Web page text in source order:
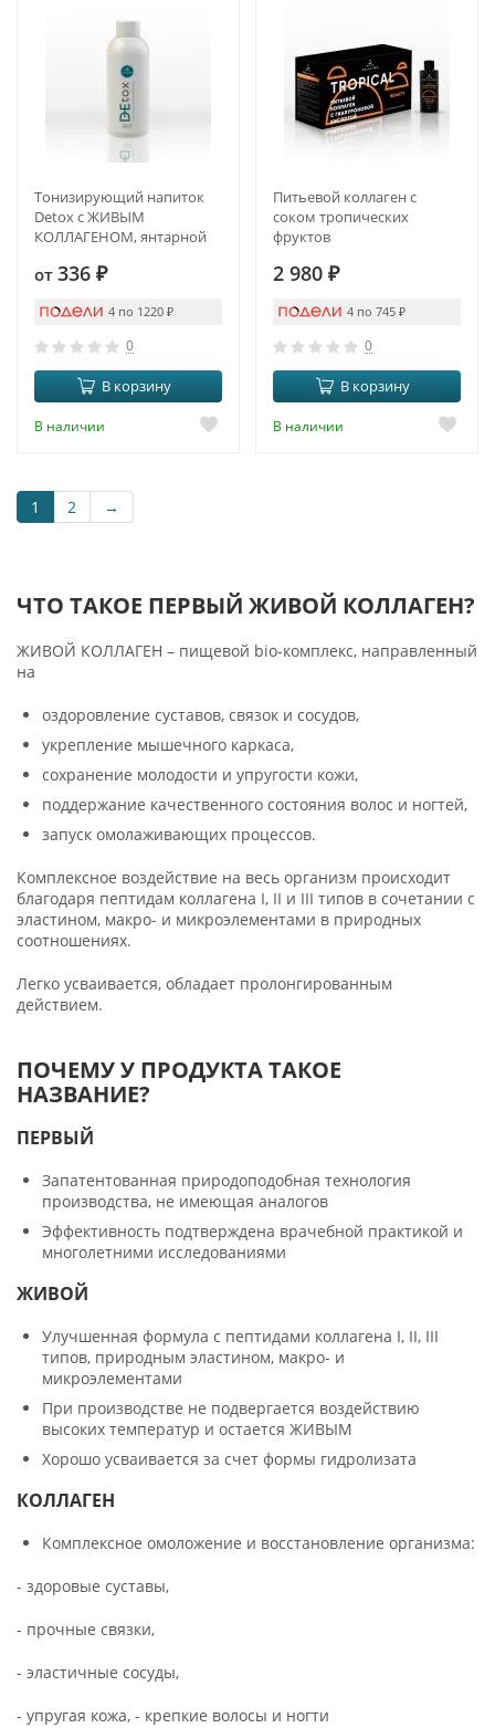
Тонизирующий напиток
Detox с ЖИВЫМ
КОЛЛАГЕНОМ, янтарной
от 336 ₽
4 по 1220 ₽
0
В корзину
В наличии
Питьевой коллаген с
соком тропических
фруктов
2 980 ₽
4 по 745 ₽
0
В корзину
В наличии
1 2 →
ЧТО ТАКОЕ ПЕРВЫЙ ЖИВОЙ КОЛЛАГЕН?
ЖИВОЙ КОЛЛАГЕН – пищевой bio-комплекс, направленный
на
оздоровление суставов, связок и сосудов,
укрепление мышечного каркаса,
сохранение молодости и упругости кожи,
поддержание качественного состояния волос и ногтей,
запуск омолаживающих процессов.
Комплексное воздействие на весь организм происходит
благодаря пептидам коллагена I, II и III типов в сочетании с
эластином, макро- и микроэлементами в природных
соотношениях.
Легко усваивается, обладает пролонгированным
действием.
ПОЧЕМУ У ПРОДУКТА ТАКОЕ
НАЗВАНИЕ?
ПЕРВЫЙ
Запатентованная природоподобная технология
производства, не имеющая аналогов
Эффективность подтверждена врачебной практикой и
многолетними исследованиями
ЖИВОЙ
Улучшенная формула с пептидами коллагена I, II, III
типов, природным эластином, макро- и
микроэлементами
При производстве не подвергается воздействию
высоких температур и остается ЖИВЫМ
Хорошо усваивается за счет формы гидролизата
КОЛЛАГЕН
Комплексное омоложение и восстановление организма:
- здоровые суставы,
- прочные связки,
- эластичные сосуды,
- упругая кожа, - крепкие волосы и ногти